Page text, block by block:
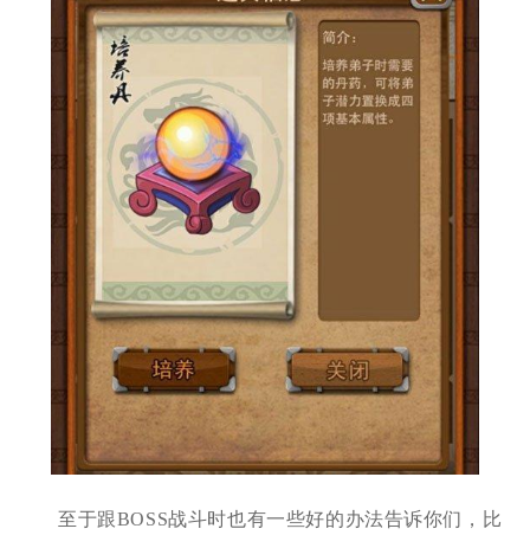
至于跟BOSS战斗时也有一些好的办法告诉你们，比